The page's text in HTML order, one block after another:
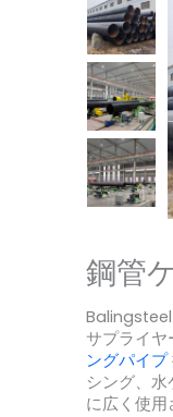
鋼管
Balingsteel
サプライヤ
ングパイプ
シング、
に広く使用